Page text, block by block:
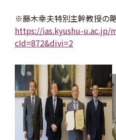
※藤木幸夫特別主幹教授の
https://ias.kyushu-u.ac.jp/
cId=872&divi=2